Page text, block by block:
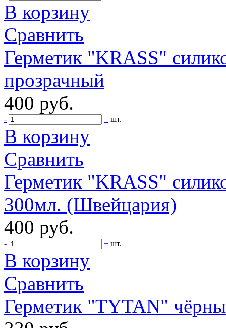
В корзину
Сравнить
Герметик "KRASS"
прозрачный
400 руб.
- + шт.
В корзину
Сравнить
Герметик "KRASS"
300мл. (Швейцария)
400 руб.
- + шт.
В корзину
Сравнить
Герметик "TYTAN"